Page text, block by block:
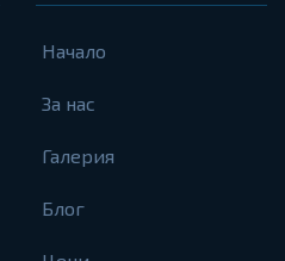
Начало
За нас
Галерия
Блог